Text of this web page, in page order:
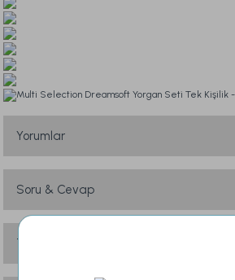
Multi Selection Dreamsoft Yorgan Seti Tek Kişilik -
Yorumlar
Soru & Cevap
Taksit Seçenekleri